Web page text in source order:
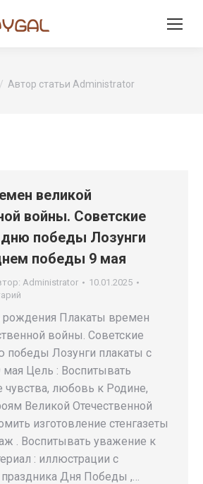
Автор статьи Administrator
великой
войны. Советские
победы Лозунги
победы 9 мая
Administrator
10.01.2025
рождения Плакаты времен
войны. Советские
победы Лозунги плакаты с
Цель : Воспитывать
чувства, любовь к Родине,
Великой Отечественной
изготовление стенгазеты
. Воспитывать уважение к
: иллюстрации с
Дня Победы ,…